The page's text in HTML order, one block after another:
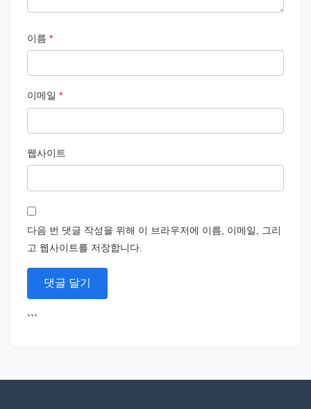
이름 *
이메일 *
웹사이트
다음 번 댓글 작성을 위해 이 브라우저에 이름, 이메일, 그리
고 웹사이트를 저장합니다.
```